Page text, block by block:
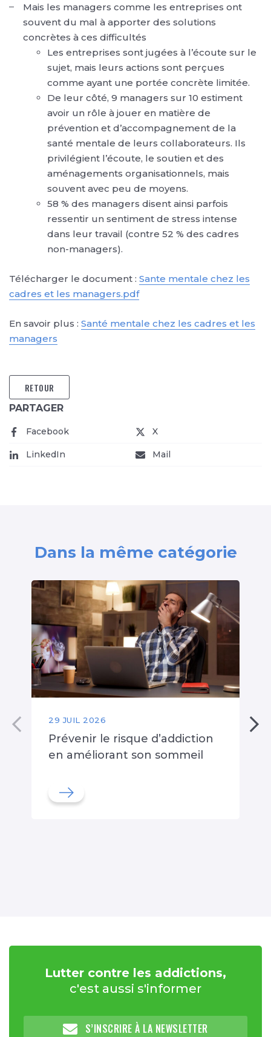
Mais les managers comme les entreprises ont
souvent du mal à apporter des solutions
concrètes à ces difficultés
Les entreprises sont jugées à l’écoute sur le
sujet, mais leurs actions sont perçues
comme ayant une portée concrète limitée.
De leur côté, 9 managers sur 10 estiment
avoir un rôle à jouer en matière de
prévention et d’accompagnement de la
santé mentale de leurs collaborateurs. Ils
privilégient l’écoute, le soutien et des
aménagements organisationnels, mais
souvent avec peu de moyens.
58 % des managers disent ainsi parfois
ressentir un sentiment de stress intense
dans leur travail (contre 52 % des cadres
non-managers).
Télécharger le document : Sante mentale chez les
cadres et les managers.pdf
En savoir plus : Santé mentale chez les cadres et les
managers
RETOUR
PARTAGER
Facebook X
LinkedIn Mail
Dans la même catégorie
29 JUIL 2026
Prévenir le risque d’addiction
en améliorant son sommeil
Lutter contre les addictions,
c'est aussi s'informer
S’INSCRIRE À LA NEWSLETTER